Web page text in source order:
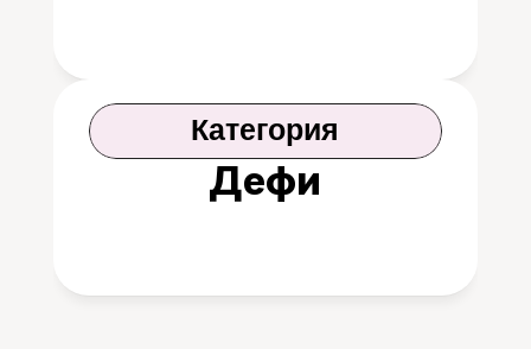
Категория
Дефи